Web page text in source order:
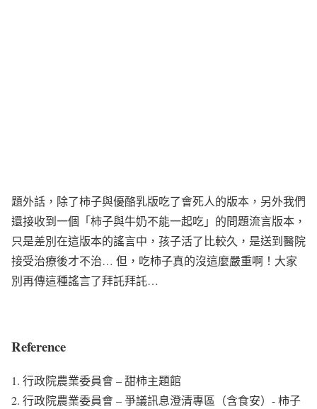
題外話，除了柿子與優酪乳版吃了會死人的版本，另外我們
還接收到一個「柿子與牛奶不能一起吃」的問題流言版本，
只是差別在這版本的謠言中，孩子活了比較久，是送到醫院
接受治療後才不治… 但，吃柿子真的沒這麼嚴重啊！大家
別再傳這種謠言了拜託拜託…
Reference
行政院農業委員會 – 甜柿主題館
行政院農業委員會 – 爭議訊息澄清專區（含食安）- 柿子